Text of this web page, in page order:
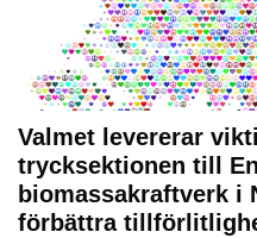
Valmet levererar
trycksektionen till
biomassakraftverk i
förbättra